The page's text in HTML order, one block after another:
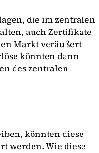
die im zentralen
auch Zertifikate
Markt veräußert
könnten dann
des zentralen
könnten diese
werden. Wie diese